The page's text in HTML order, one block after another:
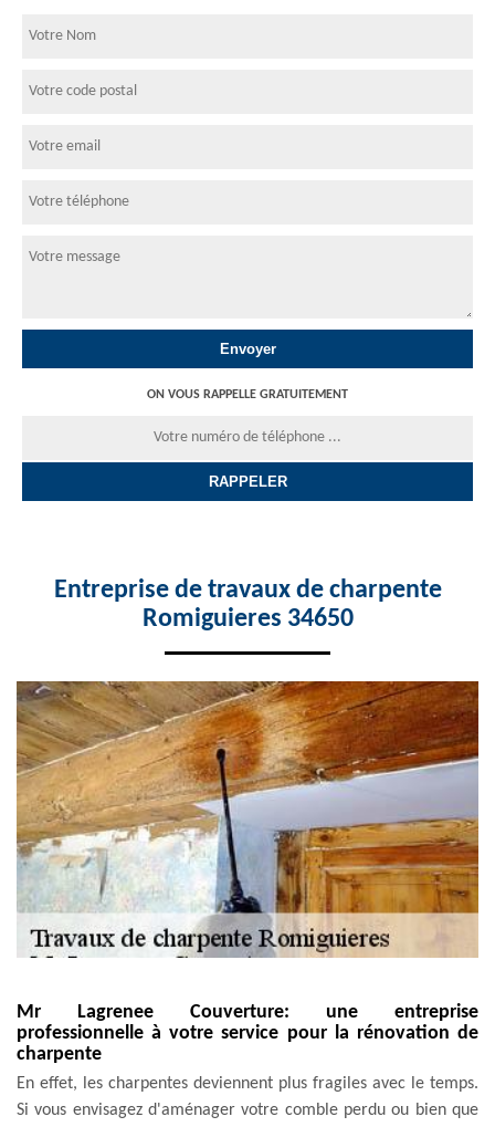
ON VOUS RAPPELLE GRATUITEMENT
Entreprise de travaux de charpente
Romiguieres 34650
Mr Lagrenee Couverture: une entreprise
professionnelle à votre service pour la rénovation de
charpente
En effet, les charpentes deviennent plus fragiles avec le temps.
Si vous envisagez d'aménager votre comble perdu ou bien que